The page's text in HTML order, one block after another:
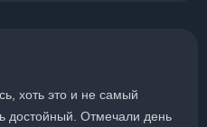
хоть это и не самый
достойный. Отмечали день